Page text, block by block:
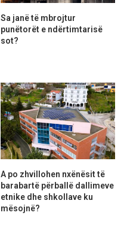
Sa janë të mbrojtur
punëtorët e ndërtimtarisë
sot?
A po zhvillohen nxënësit të
barabartë përballë dallimeve
etnike dhe shkollave ku
mësojnë?